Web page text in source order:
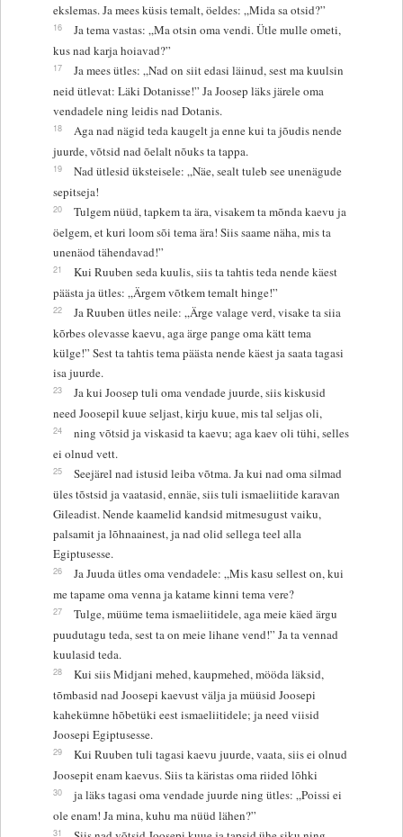
ekslemas. Ja mees küsis temalt, öeldes: „Mida sa otsid?”
16
Ja tema vastas: „Ma otsin oma vendi. Ütle mulle ometi,
kus nad karja hoiavad?”
17
Ja mees ütles: „Nad on siit edasi läinud, sest ma kuulsin
neid ütlevat: Läki Dotanisse!” Ja Joosep läks järele oma
vendadele ning leidis nad Dotanis.
18
Aga nad nägid teda kaugelt ja enne kui ta jõudis nende
juurde, võtsid nad õelalt nõuks ta tappa.
19
Nad ütlesid üksteisele: „Näe, sealt tuleb see unenägude
sepitseja!
20
Tulgem nüüd, tapkem ta ära, visakem ta mõnda kaevu ja
öelgem, et kuri loom sõi tema ära! Siis saame näha, mis ta
unenäod tähendavad!”
21
Kui Ruuben seda kuulis, siis ta tahtis teda nende käest
päästa ja ütles: „Ärgem võtkem temalt hinge!”
22
Ja Ruuben ütles neile: „Ärge valage verd, visake ta siia
kõrbes olevasse kaevu, aga ärge pange oma kätt tema
külge!” Sest ta tahtis tema päästa nende käest ja saata tagasi
isa juurde.
23
Ja kui Joosep tuli oma vendade juurde, siis kiskusid
need Joosepil kuue seljast, kirju kuue, mis tal seljas oli,
24
ning võtsid ja viskasid ta kaevu; aga kaev oli tühi, selles
ei olnud vett.
25
Seejärel nad istusid leiba võtma. Ja kui nad oma silmad
üles tõstsid ja vaatasid, ennäe, siis tuli ismaeliitide karavan
Gileadist. Nende kaamelid kandsid mitmesugust vaiku,
palsamit ja lõhnaainest, ja nad olid sellega teel alla
Egiptusesse.
26
Ja Juuda ütles oma vendadele: „Mis kasu sellest on, kui
me tapame oma venna ja katame kinni tema vere?
27
Tulge, müüme tema ismaeliitidele, aga meie käed ärgu
puudutagu teda, sest ta on meie lihane vend!” Ja ta vennad
kuulasid teda.
28
Kui siis Midjani mehed, kaupmehed, mööda läksid,
tõmbasid nad Joosepi kaevust välja ja müüsid Joosepi
kahekümne hõbetüki eest ismaeliitidele; ja need viisid
Joosepi Egiptusesse.
29
Kui Ruuben tuli tagasi kaevu juurde, vaata, siis ei olnud
Joosepit enam kaevus. Siis ta käristas oma riided lõhki
30
ja läks tagasi oma vendade juurde ning ütles: „Poissi ei
ole enam! Ja mina, kuhu ma nüüd lähen?”
31